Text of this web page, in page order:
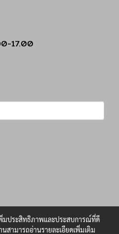
17.00
พิ่มประสิทธิภาพและประสบการณ์ที่ดี
สามารถอ่านรายละเอียดเพิ่มเติม